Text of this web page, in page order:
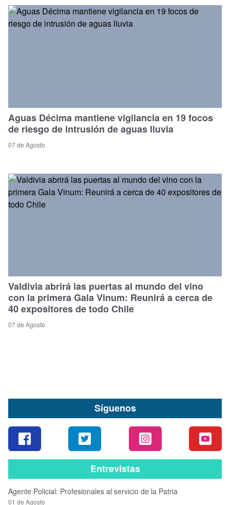
Aguas Décima mantiene vigilancia en 19 focos
de riesgo de intrusión de aguas lluvia
07 de Agosto
Valdivia abrirá las puertas al mundo del vino
con la primera Gala Vinum: Reunirá a cerca de
40 expositores de todo Chile
07 de Agosto
Síguenos
Entrevistas
Agente Policial: Profesionales al servicio de la Patria
01 de Agosto